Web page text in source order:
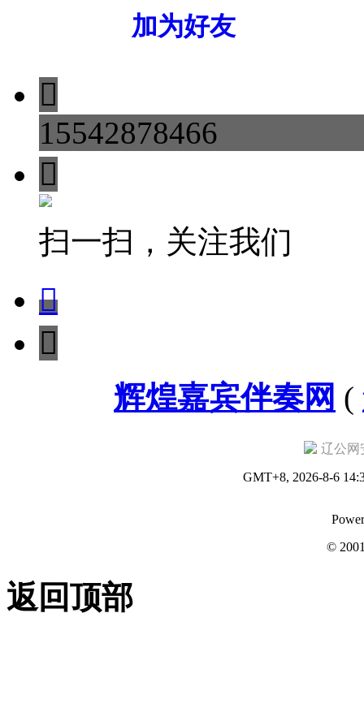
加为好友

15542878466

扫一扫，关注我们


辉煌嘉宾伴奏网 (
辽公网
GMT+8, 2026-8-6
©
返回顶部